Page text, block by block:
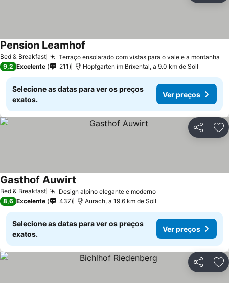
Bed & Breakfast Terraço ensolarado com vistas para o vale e a montanha
Pension Leamhof
9,2 Excelente 211 Hopfgarten im Brixental, a 9.0 km de Söll
Selecione as datas para ver os preços
exatos.
Ver preços
Partilhar
Bed & Breakfast Design alpino elegante e modernoVer preços
Gasthof Auwirt
8,6 Excelente 437 Aurach, a 19.6 km de Söll
Selecione as datas para ver os preços
exatos.
Ver preços
Partilhar